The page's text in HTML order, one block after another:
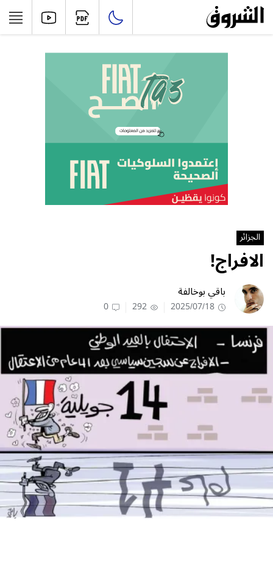
الجزائر
الافراج!
باقي بوخالفة
2025/07/18
292
0